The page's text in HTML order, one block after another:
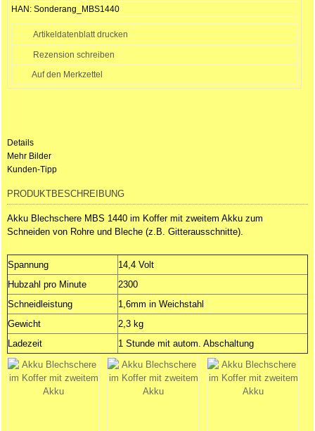
HAN: Sonderang_MBS1440
Artikeldatenblatt drucken
Rezension schreiben
Details
Mehr Bilder
Kunden-Tipp
PRODUKTBESCHREIBUNG
Akku Blechschere MBS 1440 im Koffer mit zweitem Akku zum
Schneiden von Rohre und Bleche (z.B. Gitterausschnitte).
Spannung
14,4 Volt
Hubzahl pro Minute
2300
Schneidleistung
1,6mm in Weichstahl
Gewicht
2,3 kg
Ladezeit
1 Stunde mit autom. Abschaltung